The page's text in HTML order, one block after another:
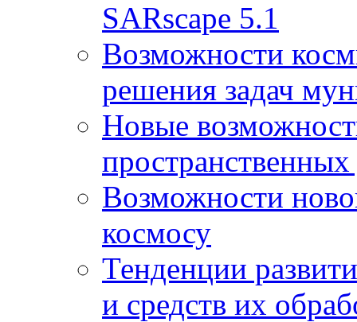
SARscape 5.1
Возможности
решения задач
Новые
Возможности
космосу
Тенденции
и средств их